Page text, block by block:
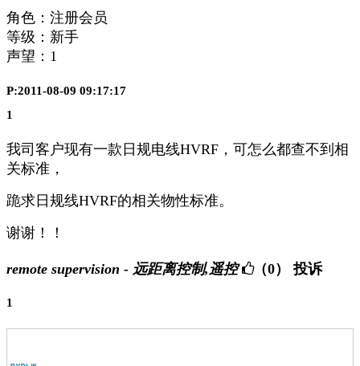
角色：注册会员
等级：新手
声望： 1
P:2011-08-09 09:17:17
1
我司客户现有一款日规电线HVRF，可怎么都查不到相
关标准，
跪求日规线HVRF的相关物性标准。
谢谢！！
remote supervision - 远距离控制,遥控 （0） 投诉
1